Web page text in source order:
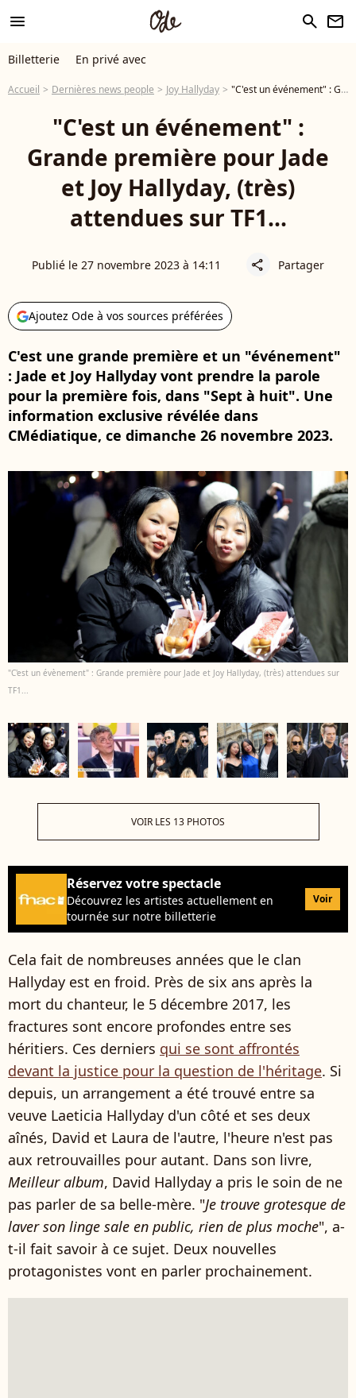
menu search newsletter
Billetterie En privé avec
Accueil Dernières news people Joy Hallyday "C'est un événement" : Grande première pour Jade et Joy Hallyday, (très) attendues sur TF1...
"C'est un événement" :
Grande première pour Jade
et Joy Hallyday, (très)
attendues sur TF1...
Publié le 27 novembre 2023 à 14:11 share Partager
Ajoutez Ode à vos sources préférées
C'est une grande première et un "événement"
: Jade et Joy Hallyday vont prendre la parole
pour la première fois, dans "Sept à huit". Une
information exclusive révélée dans
CMédiatique, ce dimanche 26 novembre 2023.
"C'est un évènement" : Grande première pour Jade et Joy Hallyday, (très) attendues sur
TF1...
VOIR LES 13 PHOTOS
Réservez votre spectacle
Découvrez les artistes actuellement en
tournée sur notre billetterie
Voir
Cela fait de nombreuses années que le clan
Hallyday est en froid. Près de six ans après la
mort du chanteur, le 5 décembre 2017, les
fractures sont encore profondes entre ses
héritiers. Ces derniers qui se sont affrontés
devant la justice pour la question de l'héritage. Si
depuis, un arrangement a été trouvé entre sa
veuve Laeticia Hallyday d'un côté et ses deux
aînés, David et Laura de l'autre, l'heure n'est pas
aux retrouvailles pour autant. Dans son livre,
Meilleur album, David Hallyday a pris le soin de ne
pas parler de sa belle-mère. "Je trouve grotesque de
laver son linge sale en public, rien de plus moche", a-
t-il fait savoir à ce sujet. Deux nouvelles
protagonistes vont en parler prochainement.